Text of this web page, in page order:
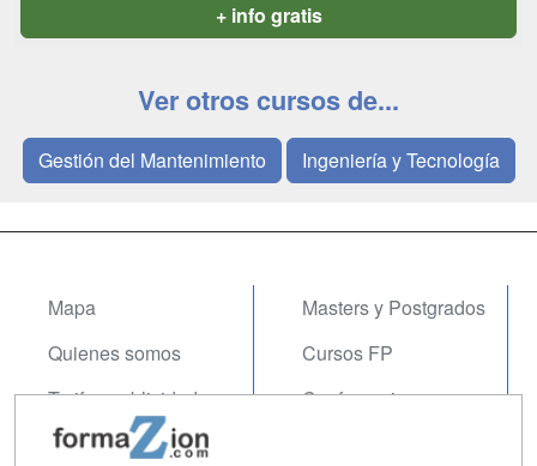
+ info gratis
Ver otros cursos de...
Gestión del Mantenimiento Ingeniería y Tecnología
Mapa
Quienes somos
Tarifas publicidad
Acceso Usuarios
Masters y Postgrados
Cursos FP
Conferencias